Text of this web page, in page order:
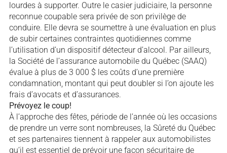
lourdes à supporter. Outre le casier judiciaire, la personne
reconnue coupable sera privée de son privilège de
conduire. Elle devra se soumettre à une évaluation en plus
de subir certaines contraintes quotidiennes comme
l’utilisation d’un dispositif détecteur d’alcool. Par ailleurs,
la Société de l’assurance automobile du Québec (SAAQ)
évalue à plus de 3 000 $ les coûts d’une première
condamnation, montant qui peut doubler si l’on ajoute les
frais d’avocats et d’assurances.
Prévoyez le coup!
À l’approche des fêtes, période de l’année où les occasions
de prendre un verre sont nombreuses, la Sûreté du Québec
et ses partenaires tiennent à rappeler aux automobilistes
qu’il est essentiel de prévoir une façon sécuritaire de